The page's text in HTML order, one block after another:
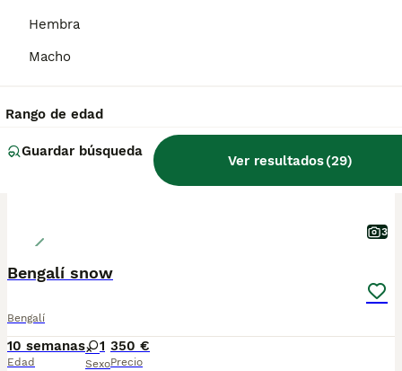
Hembra
Macho
Rango de edad
Guardar búsqueda
Ver resultados(29)
3
Bengalí snow
Bengalí
10 semanas
Edad
1
Sexo
350 €
Precio